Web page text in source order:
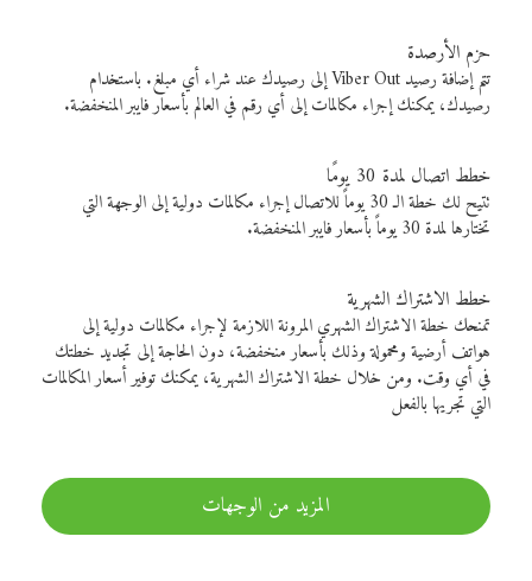
حزم الأرصدة
تتم إضافة رصيد Viber Out إلى رصيدك عند شراء أي مبلغ. باستخدام
رصيدك، يمكنك إجراء مكالمات إلى أي رقم في العالم بأسعار فايبر المنخفضة.
خطط اتصال لمدة 30 يومًا
تتيح لك خطة الـ 30 يوماً للاتصال إجراء مكالمات دولية إلى الوجهة التي
تختارها لمدة 30 يوماً بأسعار فايبر المنخفضة.
خطط الاشتراك الشهرية
تمنحك خطة الاشتراك الشهري المرونة اللازمة لإجراء مكالمات دولية إلى
هواتف أرضية ومحمولة وذلك بأسعار منخفضة، دون الحاجة إلى تجديد خطتك
في أي وقت. ومن خلال خطة الاشتراك الشهرية، يمكنك توفير أسعار المكالمات
التي تجريها بالفعل
المزيد من الوجهات